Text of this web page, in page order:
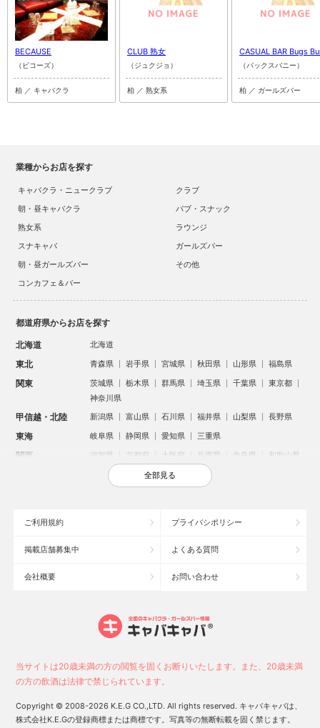
お店に電話する
スタッフ
キャスト
BECAUSE
（ビコーズ）
柏 ／ キャバクラ
CLUB 熟女
（ジュクジョ）
柏 ／ 熟女系
CASUAL BAR Bugs
（バックスバニー）
柏 ／ ガールズバー
業種からお店を探す
キャバクラ・ニュークラブ
クラブ
朝・昼キャバクラ
パブ・スナック
熟女系
ラウンジ
スナキャバ
ガールズバー
朝・昼ガールズバー
その他
コンカフェ＆バー
都道府県からお店を探す
北海道 北海道
東北 青森県 岩手県 宮城県 秋田県 山形県 福島県
関東 茨城県 栃木県 群馬県 埼玉県 千葉県
東京都
神奈川県
甲信越・北陸 新潟県 富山県 石川県 福井県 山梨県 長野県
東海 岐阜県 静岡県 愛知県 三重県
関西 滋賀県 京都府 大阪府 兵庫県 奈良県 和歌山県
鳥取県 島根県 岡山県 広島県
沖縄県
大宮のキャバクラ
六本木のキャバクラ
池袋駅（西口）のキャバクラ
新潟駅前のキャバクラ
全部見る
ご利用規約 プライバシポリシー
掲載店舗募集中 よくある質問
会社概要 お問い合わせ
当サイトは20歳未満の方の閲覧を固くお断りいたします。また、20歳未満
の方の飲酒は法律で禁じられています。
Copyright © 2008-2026 K.E.G CO.,LTD. All rights reserved. キャバキャバは、
株式会社K.E.Gの登録商標または商標です。写真等の無断転載を固く禁じます。